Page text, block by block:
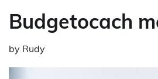
Budgetocach
by Rudy